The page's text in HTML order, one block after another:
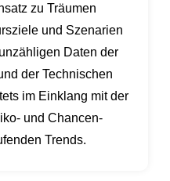
zu Träumen
und Szenarien
Daten der
der Technischen
im Einklang mit der
und Chancen-
Trends.